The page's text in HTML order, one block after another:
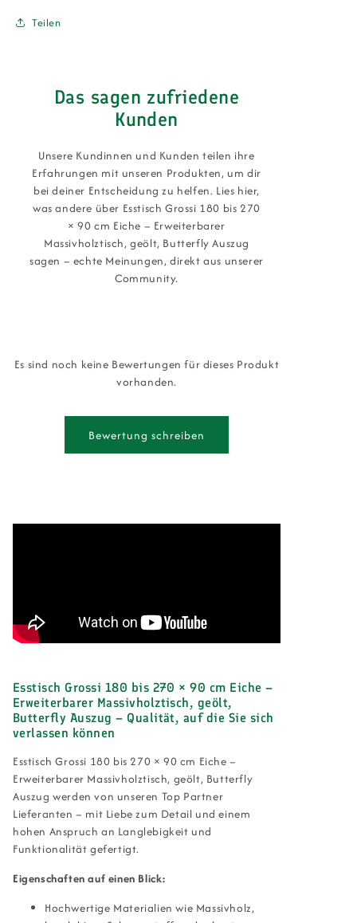
Teilen
Das sagen zufriedene
Kunden
Unsere Kundinnen und Kunden teilen ihre
Erfahrungen mit unseren Produkten, um dir
bei deiner Entscheidung zu helfen. Lies hier,
was andere über Esstisch Grossi 180 bis 270
× 90 cm Eiche – Erweiterbarer
Massivholztisch, geölt, Butterfly Auszug
sagen – echte Meinungen, direkt aus unserer
Community.
Es sind noch keine Bewertungen für dieses Produkt
vorhanden.
Bewertung schreiben
Esstisch Grossi 180 bis 270 × 90 cm Eiche –
Erweiterbarer Massivholztisch, geölt,
Butterfly Auszug – Qualität, auf die Sie sich
verlassen können
Esstisch Grossi 180 bis 270 × 90 cm Eiche –
Erweiterbarer Massivholztisch, geölt, Butterfly
Auszug werden von unseren Top Partner
Lieferanten – mit Liebe zum Detail und einem
hohen Anspruch an Langlebigkeit und
Funktionalität gefertigt.
Eigenschaften auf einen Blick:
Hochwertige Materialien wie Massivholz,